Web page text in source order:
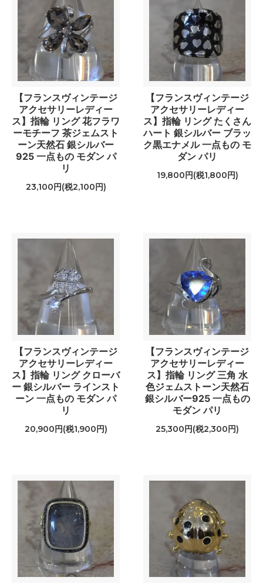
【フランスヴィンテージ
アクセサリーレディー
ス】指輪 リング 花フラワ
ーモチーフ 茶ジェムスト
ーン天然石 銀シルバー
925 一点もの モダン パ
リ
23,100円(税2,100円)
【フランスヴィンテージ
アクセサリーレディー
ス】指輪 リング たくさん
ハート 銀シルバー ブラッ
ク黒エナメル 一点もの モ
ダン パリ
19,800円(税1,800円)
【フランスヴィンテージ
アクセサリーレディー
ス】指輪 リング クローバ
ー 銀シルバー ラインスト
ーン 一点もの モダン パ
リ
20,900円(税1,900円)
【フランスヴィンテージ
アクセサリーレディー
ス】指輪 リング 三角 水
色ジェムストーン天然石
銀シルバー925 一点もの
モダン パリ
25,300円(税2,300円)